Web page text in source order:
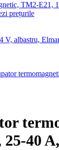
TM2-E21,
prețurile
V, albastru,
25-40